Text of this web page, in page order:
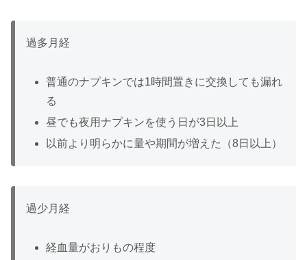
過多月経
普通のナプキンでは1時間置きに交換しても漏れ
る
昼でも夜用ナプキンを使う日が3日以上
以前より明らかに量や期間が増えた（8日以上）
過少月経
経血量がおりもの程度